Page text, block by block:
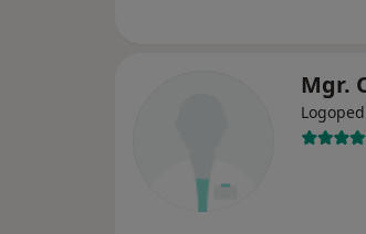
Mgr.
Logoped